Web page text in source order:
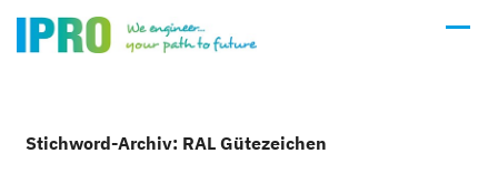
Stichword-Archiv: RAL Gütezeichen